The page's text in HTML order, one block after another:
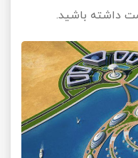
داشته باشید.